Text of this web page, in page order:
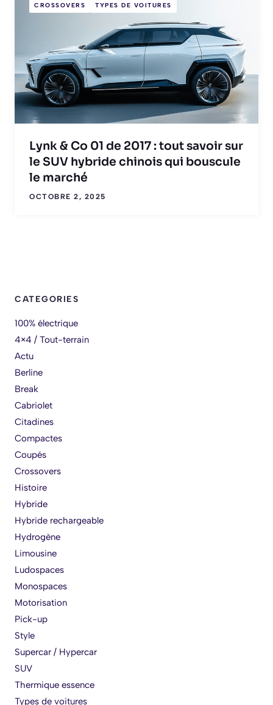
CROSSOVERS TYPES DE VOITURES
Lynk & Co 01 de 2017 : tout savoir sur
le SUV hybride chinois qui bouscule
le marché
OCTOBRE 2, 2025
CATEGORIES
100% électrique
4×4 / Tout-terrain
Actu
Berline
Break
Cabriolet
Citadines
Compactes
Coupés
Crossovers
Histoire
Hybride
Hybride rechargeable
Hydrogène
Limousine
Ludospaces
Monospaces
Motorisation
Pick-up
Style
Supercar / Hypercar
SUV
Thermique essence
Types de voitures